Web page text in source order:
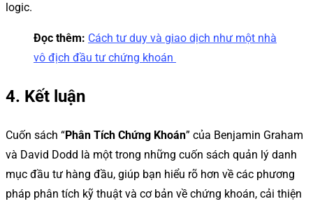
logic.
Đọc thêm: Cách tư duy và giao dịch như một nhà
vô địch đầu tư chứng khoán
4. Kết luận
Cuốn sách “Phân Tích Chứng Khoán” của Benjamin Graham
và David Dodd là một trong những cuốn sách quản lý danh
mục đầu tư hàng đầu, giúp bạn hiểu rõ hơn về các phương
pháp phân tích kỹ thuật và cơ bản về chứng khoán, cải thiện